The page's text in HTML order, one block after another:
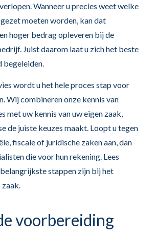
Wanneer u precies weet welke
moeten worden, kan dat
hoger bedrag opleveren bij de
Juist daarom laat u zich het beste
begeleiden.
wordt u het hele proces stap voor
Wij combineren onze kennis van
met uw kennis van uw eigen zaak,
de juiste keuzes maakt. Loopt u tegen
fiscale of juridische zaken aan, dan
die voor hun rekening. Lees
stappen zijn bij het
voorbereiding